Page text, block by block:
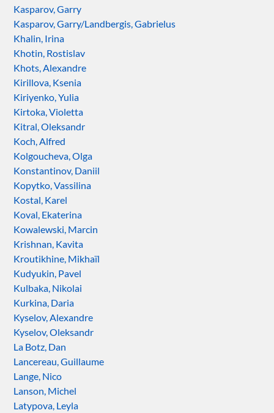
Kasparov, Garry
Kasparov, Garry/Landbergis, Gabrielus
Khalin, Irina
Khotin, Rostislav
Khots, Alexandre
Kirillova, Ksenia
Kiriyenko, Yulia
Kirtoka, Violetta
Kitral, Oleksandr
Koch, Alfred
Kolgoucheva, Olga
Konstantinov, Daniil
Kopytko, Vassilina
Kostal, Karel
Koval, Ekaterina
Kowalewski, Marcin
Krishnan, Kavita
Kroutikhine, Mikhaïl
Kudyukin, Pavel
Kulbaka, Nikolai
Kurkina, Daria
Kyselov, Alexandre
Kyselov, Oleksandr
La Botz, Dan
Lancereau, Guillaume
Lange, Nico
Lanson, Michel
Latypova, Leyla